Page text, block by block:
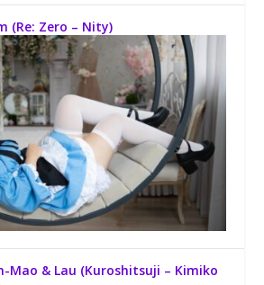
(Re: Zero – Nity)
Mao & Lau (Kuroshitsuji – Kimiko